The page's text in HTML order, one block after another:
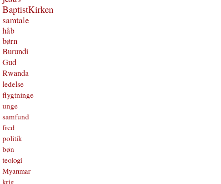
BaptistKirken
samtale
håb
børn
Burundi
Gud
Rwanda
ledelse
flygtninge
unge
samfund
fred
politik
bøn
teologi
Myanmar
krig